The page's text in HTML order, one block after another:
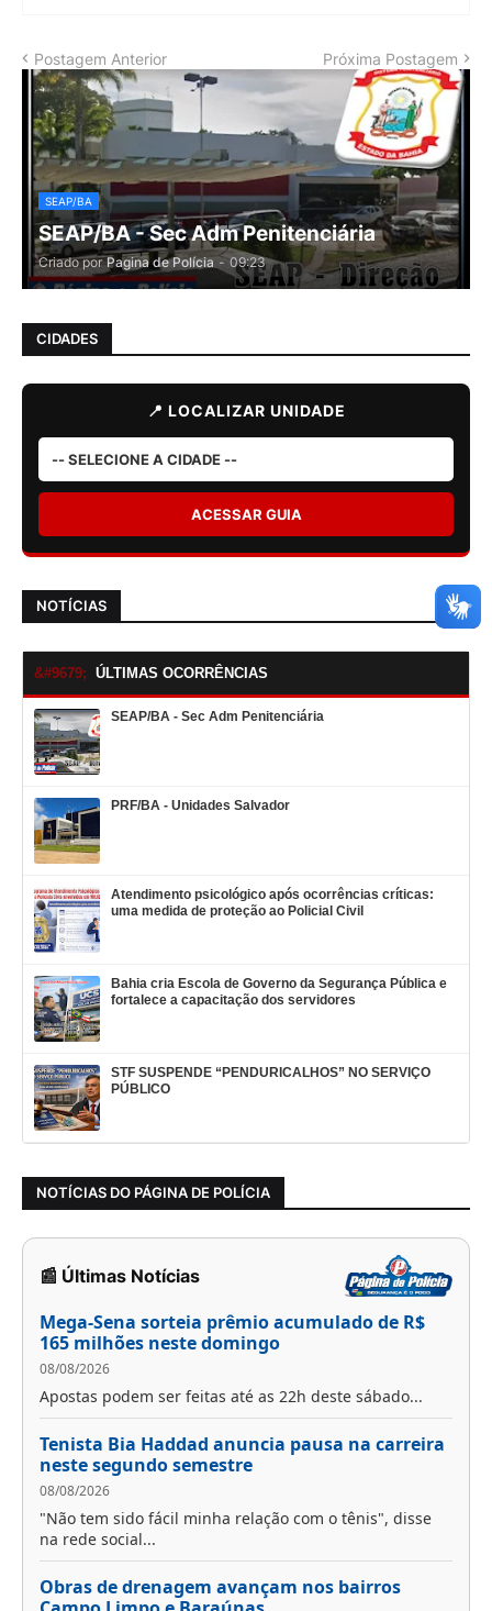
Postagem Anterior Próxima Postagem
SEAP/BA
SEAP/BA - Sec Adm Penitenciária
Criado por Pagina de Polícia - 09:23
CIDADES
📍 LOCALIZAR UNIDADE
ACESSAR GUIA
NOTÍCIAS
ÚLTIMAS OCORRÊNCIAS
SEAP/BA - Sec Adm Penitenciária
PRF/BA - Unidades Salvador
Atendimento psicológico após ocorrências críticas:
uma medida de proteção ao Policial Civil
Bahia cria Escola de Governo da Segurança Pública e
fortalece a capacitação dos servidores
STF SUSPENDE “PENDURICALHOS” NO SERVIÇO
PÚBLICO
NOTÍCIAS DO PÁGINA DE POLÍCIA
📰 Últimas Notícias
Mega-Sena sorteia prêmio acumulado de R$
165 milhões neste domingo
08/08/2026
Apostas podem ser feitas até as 22h deste sábado...
Tenista Bia Haddad anuncia pausa na carreira
neste segundo semestre
08/08/2026
"Não tem sido fácil minha relação com o tênis", disse
na rede social...
Obras de drenagem avançam nos bairros